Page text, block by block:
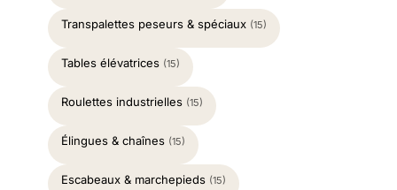
Transpalettes peseurs & spéciaux (15)
Tables élévatrices (15)
Roulettes industrielles (15)
Élingues & chaînes (15)
Escabeaux & marchepieds (15)